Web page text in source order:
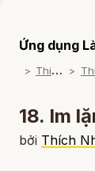
Ứng dụng
T
hiền Tập
18. Im
bởi Thích